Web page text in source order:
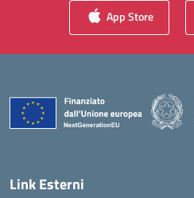
App Store
Link Esterni